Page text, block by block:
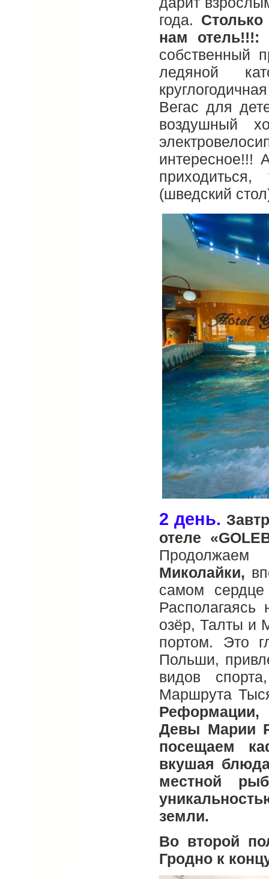
года. Столько
нам отель!!!:
собственный
ледяной
Вегас для
воздушный
интересное!!!
(шведский
2 день.
отеле
Продолжаем
Миколайки,
самом
Располагаясь
озёр, Талты и
портом. Это
Польши,
видов
Маршрута
Реформации,
Девы Марии
посещаем
вкушая
местной
земли.
Во второй
Гродно к